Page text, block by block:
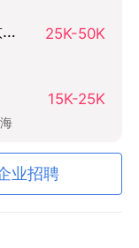
25K-50K
15K-25K
业招聘